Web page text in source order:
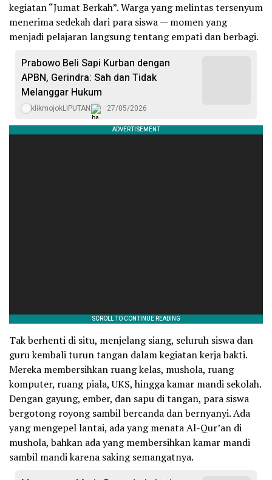
kegiatan “Jumat Berkah”. Warga yang melintas tersenyum
menerima sedekah dari para siswa — momen yang
menjadi pelajaran langsung tentang empati dan berbagi.
Prabowo Beli Sapi Kurban dengan
APBN, Gerindra: Sah dan Tidak
Melanggar Hukum
klikmojokLIPUTAN 27/05/2026
Tak berhenti di situ, menjelang siang, seluruh siswa dan
guru kembali turun tangan dalam kegiatan kerja bakti.
Mereka membersihkan ruang kelas, mushola, ruang
komputer, ruang piala, UKS, hingga kamar mandi sekolah.
Dengan gayung, ember, dan sapu di tangan, para siswa
bergotong royong sambil bercanda dan bernyanyi. Ada
yang mengepel lantai, ada yang menata Al-Qur’an di
mushola, bahkan ada yang membersihkan kamar mandi
sambil mandi karena saking semangatnya.